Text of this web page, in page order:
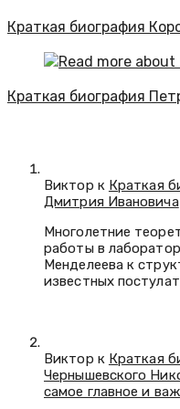
Краткая биография
Краткая биография
Виктор к Краткая
Дмитрия Ивановича
Многолетние
работы в
Менделеева к
известных
Виктор к Краткая
Чернышевского
самое главное и